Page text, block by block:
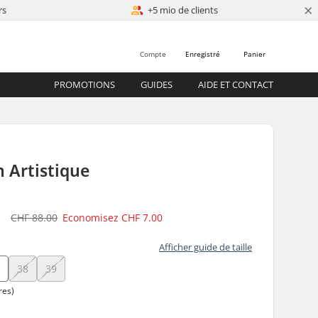
+5 mio de clients ×
Panier
Enregistré
Compte
PROMOTIONS GUIDES AIDE ET CONTACT
Artistique
CHF 88.00 EconomisezCHF 7.00
Afficher guide de taille
38 39